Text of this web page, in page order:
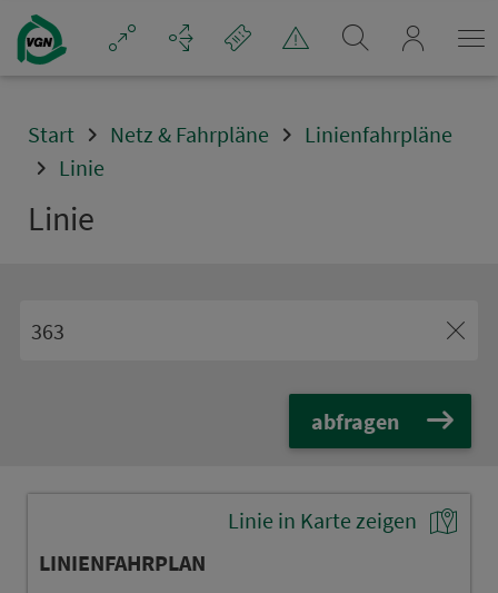
Navigation überspringen
Start Netz & Fahrpläne
Linienfahrpläne
Linie
Linie
abfragen
Linie in Karte zeigen
LINIENFAHRPLAN